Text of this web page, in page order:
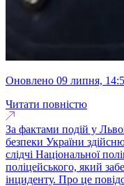
оновлено 09 липня,
Читати повністю
За фактами подій у
безпеки України
слідчі Національної
поліцейського, який
інциденту. Про це